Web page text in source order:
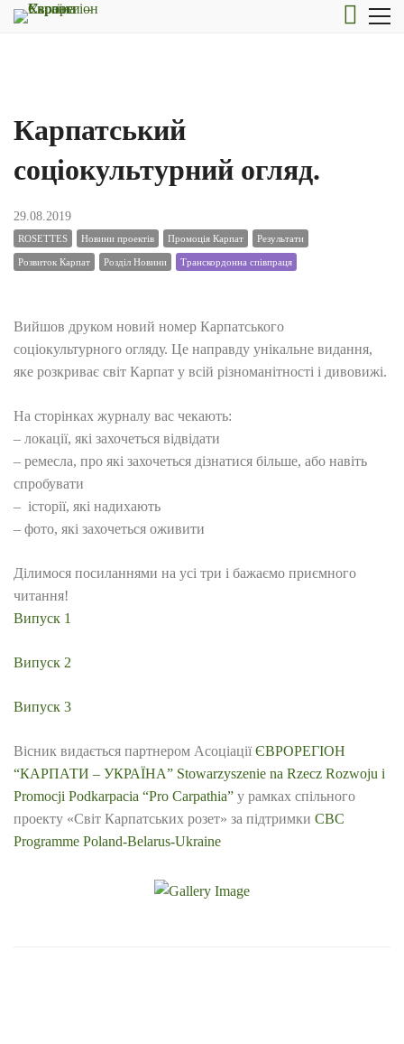
Карпатський
соціокультурний огляд.
29.08.2019
ROSETTES Новини проектів Промоція Карпат Результати
Розвиток Карпат Розділ Новини Транскордонна співпраця
Вийшов друком новий номер Карпатського
соціокультурного огляду. Це направду унікальне видання,
яке розкриває світ Карпат у всій різноманітності і дивовижі.
На сторінках журналу вас чекають:
– локації, які захочеться відвідати
– ремесла, про які захочеться дізнатися більше, або навіть
спробувати
– історії, які надихають
– фото, які захочеться оживити
Ділимося посиланнями на усі три і бажаємо приємного
читання!
Випуск 1
Випуск 2
Випуск 3
Вісник видається партнером АсоціаціїЄВРОРЕГІОН
“КАРПАТИ – УКРАЇНА” Stowarzyszenie na Rzecz Rozwoju i
Promocji Podkarpacia “Pro Carpathia” у рамках спільного
проекту «Світ Карпатських розет» за підтримки CBC
Programme Poland-Belarus-Ukraine